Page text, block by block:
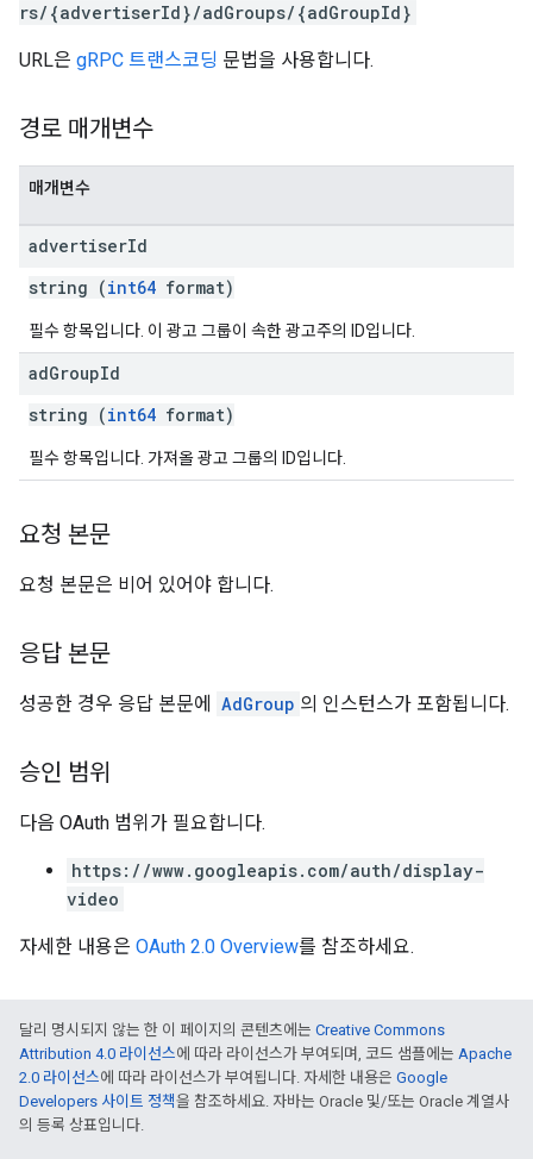
rs/{advertiserId}/adGroups/{adGroupId}
URL은 gRPC 트랜스코딩 문법을 사용합니다.
경로 매개변수
매개변수
advertiserId
string (int64 format)
필수 항목입니다. 이 광고 그룹이 속한 광고주의 ID입니다.
adGroupId
string (int64 format)
필수 항목입니다. 가져올 광고 그룹의 ID입니다.
요청 본문
요청 본문은 비어 있어야 합니다.
응답 본문
성공한 경우 응답 본문에 AdGroup 의 인스턴스가 포함됩니다.
승인 범위
다음 OAuth 범위가 필요합니다.
https://www.googleapis.com/auth/display-
video
자세한 내용은 OAuth 2.0 Overview를 참조하세요.
달리 명시되지 않는 한 이 페이지의 콘텐츠에는 Creative Commons
Attribution 4.0 라이선스에 따라 라이선스가 부여되며, 코드 샘플에는 Apache
2.0 라이선스에 따라 라이선스가 부여됩니다. 자세한 내용은 Google
Developers 사이트 정책을 참조하세요. 자바는 Oracle 및/또는 Oracle 계열사
의 등록 상표입니다.